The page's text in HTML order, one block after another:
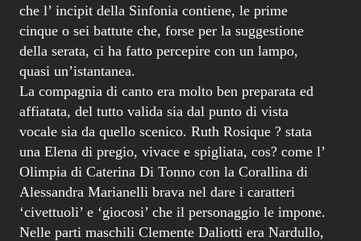
che l’ incipit della Sinfonia contiene, le prime
cinque o sei battute che, forse per la suggestione
della serata, ci ha fatto percepire con un lampo,
quasi un’istantanea.
La compagnia di canto era molto ben preparata ed
affiatata, del tutto valida sia dal punto di vista
vocale sia da quello scenico. Ruth Rosique ? stata
una Elena di pregio, vivace e spigliata, cos? come l’
Olimpia di Caterina Di Tonno con la Corallina di
Alessandra Marianelli brava nel dare i caratteri
‘civettuoli’ e ‘giocosi’ che il personaggio le impone.
Nelle parti maschili Clemente Daliotti era Nardullo,